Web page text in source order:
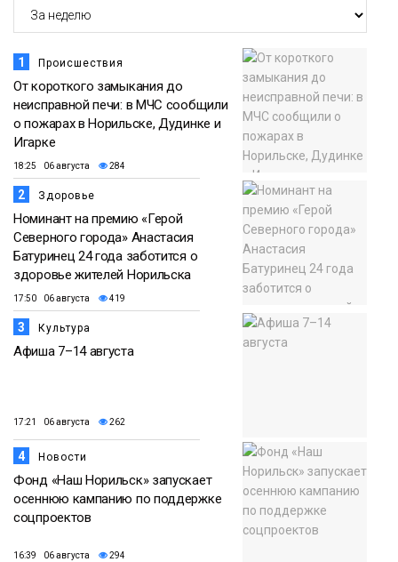
1 Происшествия
От короткого замыкания до
неисправной печи: в МЧС сообщили
о пожарах в Норильске, Дудинке и
Игарке
18:25 06 августа 284
2 Здоровье
Номинант на премию «Герой
Северного города» Анастасия
Батуринец 24 года заботится о
здоровье жителей Норильска
17:50 06 августа 419
3 Культура
Афиша 7–14 августа
17:21 06 августа 262
4 Новости
Фонд «Наш Норильск» запускает
осеннюю кампанию по поддержке
соцпроектов
16:39 06 августа 294